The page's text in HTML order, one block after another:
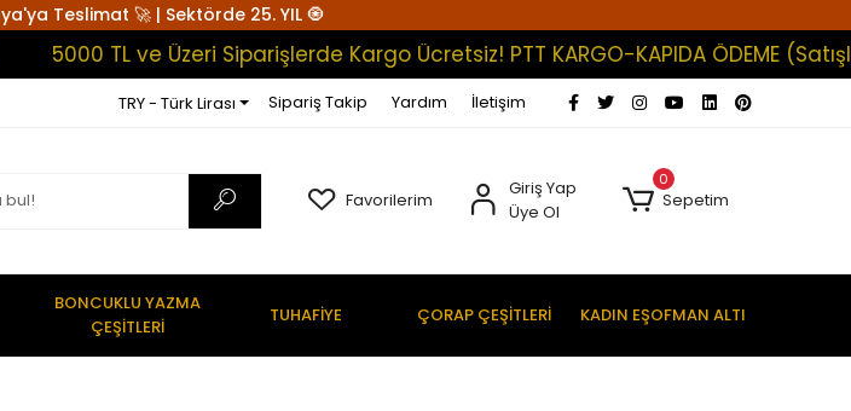
Teslimat 🚀 | Sektörde 25. YIL 🧿
TL ve Üzeri Siparişlerde Kargo Ücretsiz! PTT KARGO-KAPIDA ÖDEME
TRY - Türk Lirası Sipariş Takip Yardım İletişim
Favorilerim
Giriş Yap
Üye Ol
0
Sepetim
BONCUKLU YAZMA
ÇEŞİTLERİ
TUHAFİYE ÇORAP ÇEŞİTLERİ KADIN EŞOFMAN ALTI